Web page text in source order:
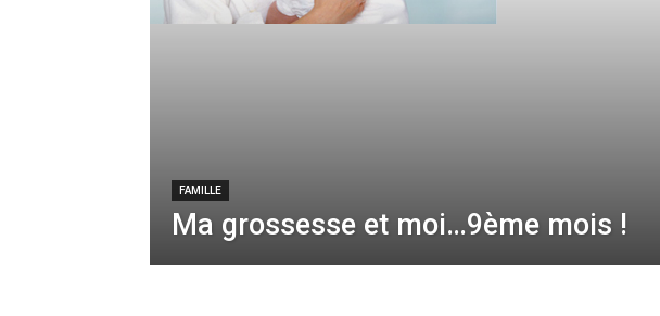
FAMILLE
Ma grossesse et moi…9ème mois !